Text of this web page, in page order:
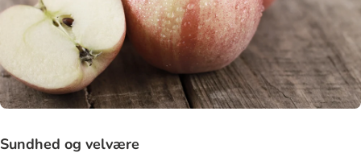
Sundhed og velvære